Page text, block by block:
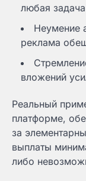
любая
Неумение
реклама
вложений
Реальный
платформе,
за
выплаты
либо